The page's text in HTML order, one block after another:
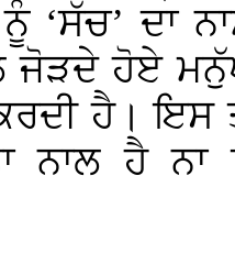
ਨੂੰ ‘ਸੱਚ’ ਦਾ
ਜੋੜਦੇ ਹੋਏ
ਹੈ। ਇਸ
ਨਾਲ ਹੈ